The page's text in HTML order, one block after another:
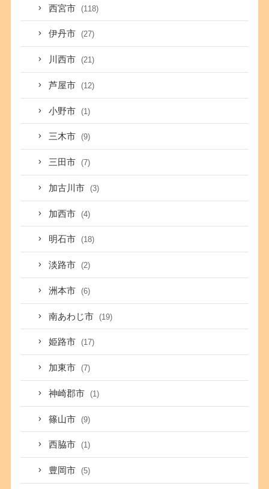
西宮市 (118)
伊丹市 (27)
川西市 (21)
芦屋市 (12)
小野市 (1)
三木市 (9)
三田市 (7)
加古川市 (3)
加西市 (4)
明石市 (18)
淡路市 (2)
洲本市 (6)
南あわじ市 (19)
姫路市 (17)
加東市 (7)
神崎郡市 (1)
篠山市 (9)
西脇市 (1)
豊岡市 (5)